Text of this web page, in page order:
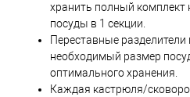
хранить полный комплект
посуды в 1 секции.
Переставные
необходимый размер
оптимального хранения.
Каждая кастрюля/